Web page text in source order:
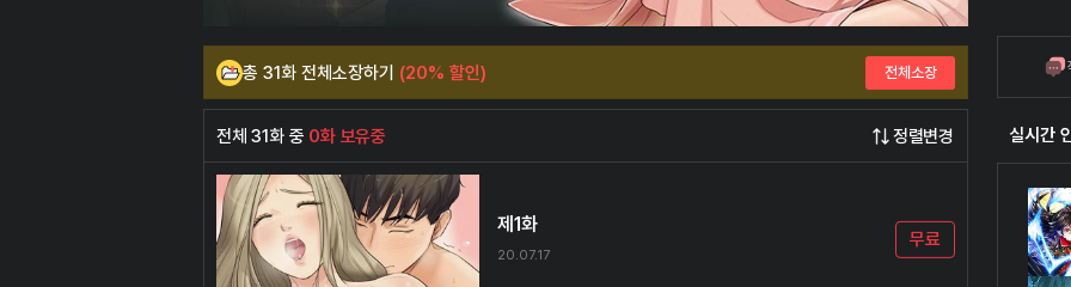
실시간
총 31화 전체소장하기 (20% 할인) 전체소장
전체 31화 중 0화 보유중 정렬변경
제1화
20.07.17
무료